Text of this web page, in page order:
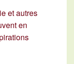
et autres
en